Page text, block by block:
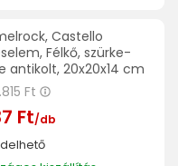
Castello
Félkő, szürke-
antikolt, 20x20x14 cm
Ft
Ft/db